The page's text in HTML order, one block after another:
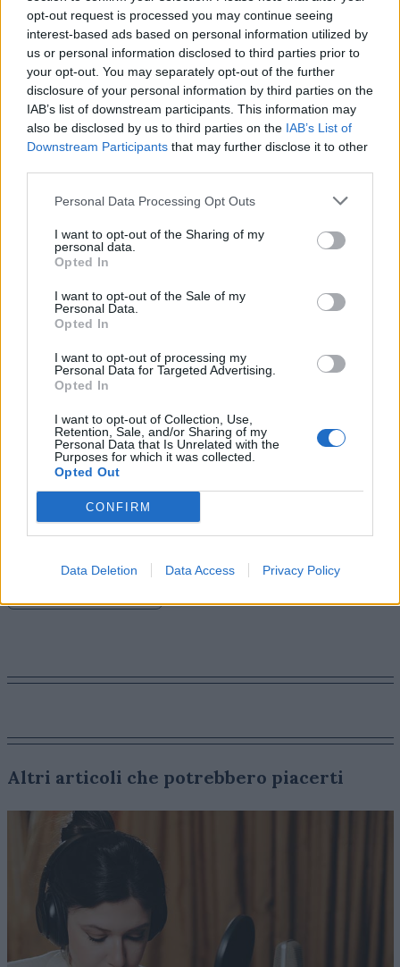
opt-out request is processed you may continue seeing
interest-based ads based on personal information utilized by
us or personal information disclosed to third parties prior to
your opt-out. You may separately opt-out of the further
disclosure of your personal information by third parties on the
IAB’s list of downstream participants. This information may
also be disclosed by us to third parties on the IAB’s List of
Downstream Participants that may further disclose it to other
Personal Data Processing Opt Outs
I want to opt-out of the Sharing of my
personal data.
Opted In
I want to opt-out of the Sale of my
Personal Data.
Opted In
I want to opt-out of processing my
Personal Data for Targeted Advertising.
Opted In
I want to opt-out of Collection, Use,
Retention, Sale, and/or Sharing of my
Personal Data that Is Unrelated with the
Purposes for which it was collected.
Opted Out
CONFIRM
Data Deletion Data Access Privacy Policy
Mark Read, CEO di WPP, ha dichiarato: “Il nostro
successo ai Cannes Lions è un tributo allo straordinario
talento e alla passione delle nostre persone in tutto il
mondo, e ai clienti che ci affidano i loro marchi. È
anche un’affermazione forte del ruolo centrale
dell’eccellenza creativa e dei media nella costruzione
dei marchi, nella formazione della cultura e nella guida
Vincere il premio Creative Company of the Year è
sempre un grande onore, ma festeggiare questo
risultato con i nostri brillanti collaboratori al mio ultimo
Cannes come CEO lo rende doppiamente speciale.
Congratulazioni e grazie a tutti coloro che l’hanno reso
possibile”.Rob Reilly
, Global Chief Creative Officer di
WPP, ha aggiunto: “In un mondo sempre più plasmato
dall’intelligenza artificiale, l’autentica creatività umana
con integrità ha un valore sempre maggiore. I vincitori
di quest’anno, provenienti da tutta WPP, dimostrano
brillantemente come le nostre agenzie stiano
utilizzando l’innovazione e la tecnologia non per
sostituire la creatività, ma per amplificarla, risolvere
sfide complesse per i brand e connettersi con il
pubblico in modi più significativi. Congratulazioni a tutti
i nostri team e agli impavidi clienti per questi risultati
eccezionali”.
Altri articoli che potrebbero piacerti